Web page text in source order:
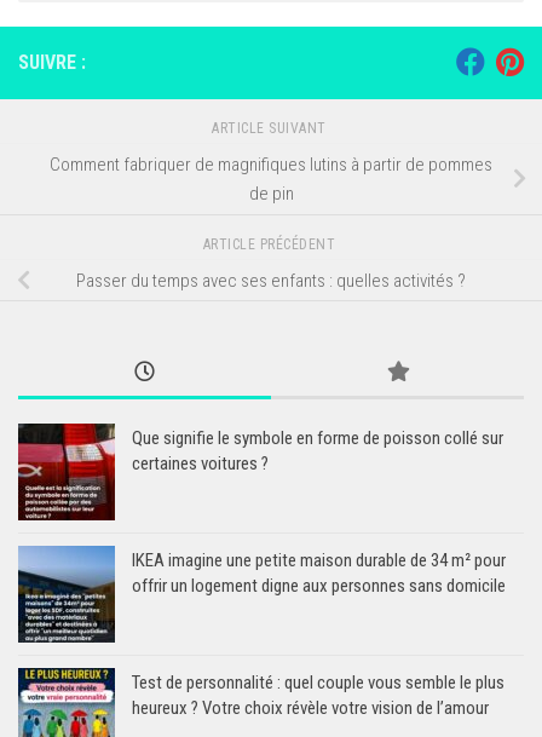
SUIVRE :
ARTICLE SUIVANT
Comment fabriquer de magnifiques lutins à partir de pommes
de pin
ARTICLE PRÉCÉDENT
Passer du temps avec ses enfants : quelles activités ?
Que signifie le symbole en forme de poisson collé sur
certaines voitures ?
IKEA imagine une petite maison durable de 34 m² pour
offrir un logement digne aux personnes sans domicile
Test de personnalité : quel couple vous semble le plus
heureux ? Votre choix révèle votre vision de l’amour